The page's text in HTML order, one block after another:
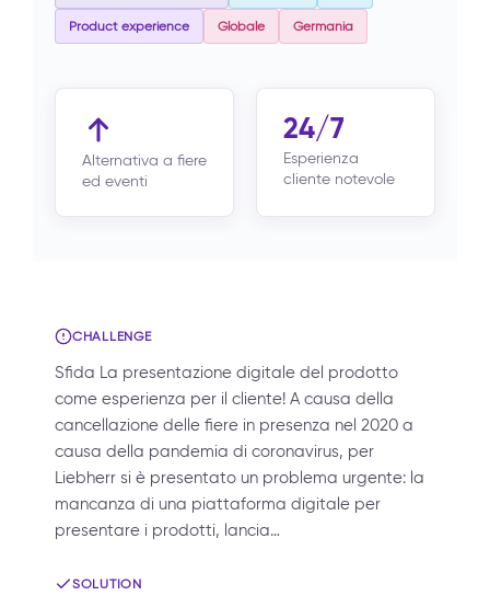
Product experience Globale Germania
Alternativa a fiere
ed eventi
24/7
Esperienza
cliente notevole
CHALLENGE
Sfida La presentazione digitale del prodotto
come esperienza per il cliente! A causa della
cancellazione delle fiere in presenza nel 2020 a
causa della pandemia di coronavirus, per
Liebherr si è presentato un problema urgente: la
mancanza di una piattaforma digitale per
presentare i prodotti, lancia…
SOLUTION